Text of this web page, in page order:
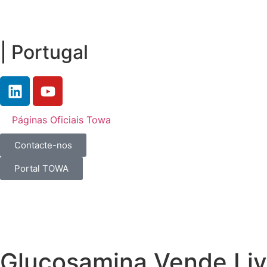
| Portugal
Páginas Oficiais Towa
Contacte-nos
Portal TOWA